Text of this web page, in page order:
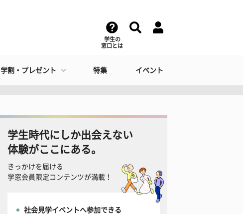
学生の
窓口とは
学割・プレゼント 特集 イベント
学生時代にしか出会えない
体験がここにある。
きっかけを届ける
学窓会員限定コンテンツが満載！
社会見学イベントへ参加できる